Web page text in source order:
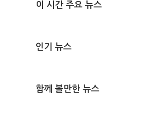
이 시간 주요 뉴스
인기 뉴스
함께 볼만한 뉴스